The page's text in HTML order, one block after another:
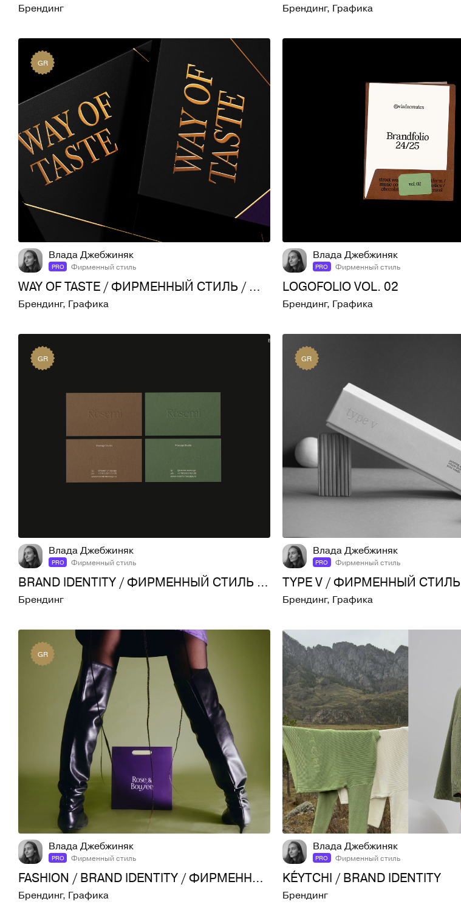
Брендинг Брендинг, Графика
GR
794
Влада Джебжиняк
PRO Фирменный стиль
WAY OF TASTE / ФИРМЕННЫЙ СТИЛЬ / ШОКОЛАД
Брендинг, Графика
Влада Джебжиняк
PRO Фирменный стиль
LOGOFOLIO VOL. 02
Брендинг, Графика
GR
Влада Джебжиняк
PRO Фирменный стиль
BRAND IDENTITY / ФИРМЕННЫЙ СТИЛЬ / ROSEMI STUDIO
Брендинг
GR
Влада Джебжиняк
PRO Фирменный стиль
TYPE V / ФИРМЕННЫЙ СТИЛЬ
Брендинг, Графика
GR
77 1K
Влада Джебжиняк
PRO Фирменный стиль
FASHION / BRAND IDENTITY / ФИРМЕННЫЙ СТИЛЬ / ОДЕЖДА
Брендинг, Графика
Влада Джебжиняк
PRO Фирменный стиль
KÉYTCHI / BRAND IDENTITY
Брендинг